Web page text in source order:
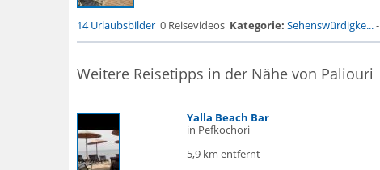
14 Urlaubsbilder 0 Reisevideos Kategorie: Sehenswürdigke...-
Weitere Reisetipps in der Nähe von Paliouri
Yalla Beach Bar
in Pefkochori
5,9 km entfernt